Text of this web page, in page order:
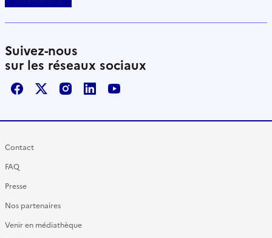
Suivez-nous
sur les réseaux sociaux
FacebookX / TwitterInstagram
LinkedInYoutube
Contact
FAQ
Presse
Nos partenaires
Venir en médiathèque